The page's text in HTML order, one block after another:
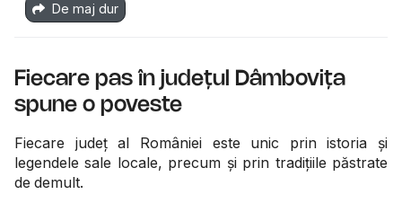
De maj dur
Fiecare pas în județul Dâmbovița
spune o poveste
Fiecare județ al României este unic prin istoria și
legendele sale locale, precum și prin tradițiile păstrate
de demult.